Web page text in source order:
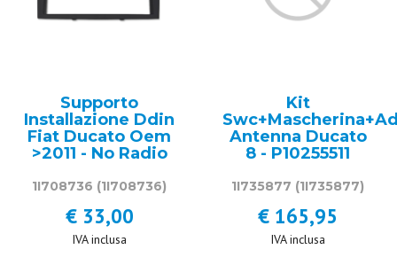
Supporto
Installazione Ddin
Fiat Ducato Oem
>2011 - No Radio
1I708736 (1I708736)
€ 33,00
IVA inclusa
Kit
Antenna Ducato
8 - P10255511
1I735877 (1I735877)
€ 165,95
IVA inclusa